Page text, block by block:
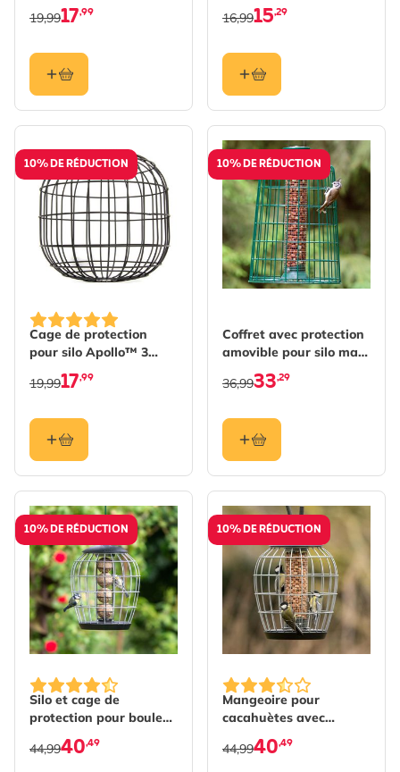
17,99
19,99 15,29
16,99
10% DE RÉDUCTION
Cage de protection
pour silo Apollo™ 3
ouvertures
17,99
19,99
10% DE RÉDUCTION
Coffret avec protection
amovible pour silo maxi
(cacahuetes)
33,29
36,99
10% DE RÉDUCTION
Silo et cage de
protection pour boules
de graisse avec
protection Aura - Noir
40,49
44,99
10% DE RÉDUCTION
Mangeoire pour
cacahuètes avec
protection Aura
40,49
44,99